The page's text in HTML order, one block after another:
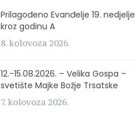
Prilagođeno Evanđelje 19. nedjelje
kroz godinu A
8. kolovoza 2026.
12.-15.08.2026. – Velika Gospa –
svetište Majke Božje Trsatske
7. kolovoza 2026.